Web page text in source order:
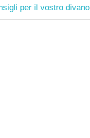
per il vostro divano